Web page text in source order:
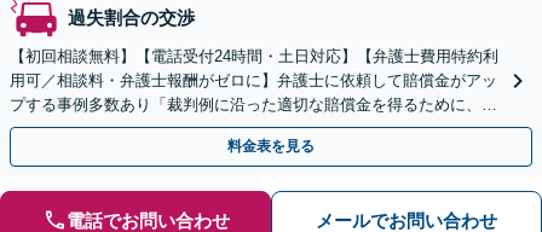
過失割合の交渉
【初回相談無料】【電話受付24時間・土日対応】【弁護士費用特約利
用可／相談料・弁護士報酬がゼロに】弁護士に依頼して賠償金がアッ
プする事例多数あり「裁判例に沿った適切な賠償金を得るために、事
故の調査や事実関係の整理を徹底」【完全個室】
料金表を見る
電話でお問い合わせ メールでお問い合わせ